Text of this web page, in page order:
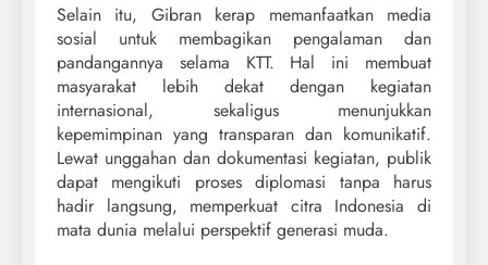
Selain itu, Gibran kerap memanfaatkan media
sosial untuk membagikan pengalaman dan
pandangannya selama KTT. Hal ini membuat
masyarakat lebih dekat dengan kegiatan
internasional, sekaligus menunjukkan
kepemimpinan yang transparan dan komunikatif.
Lewat unggahan dan dokumentasi kegiatan, publik
dapat mengikuti proses diplomasi tanpa harus
hadir langsung, memperkuat citra Indonesia di
mata dunia melalui perspektif generasi muda.